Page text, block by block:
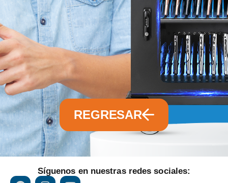
REGRESAR
Síguenos en nuestras redes sociales: